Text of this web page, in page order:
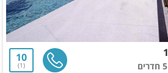
10
1